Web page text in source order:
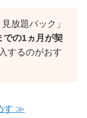
放題パック」
での1ヵ月が契
するのがおす
す ≫